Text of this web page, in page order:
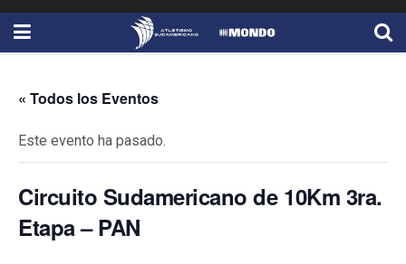
« Todos los Eventos
Este evento ha pasado.
Circuito Sudamericano de 10Km 3ra.
Etapa – PAN